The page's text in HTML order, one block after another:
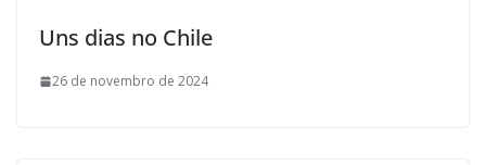
Uns dias no Chile
26 de novembro de 2024